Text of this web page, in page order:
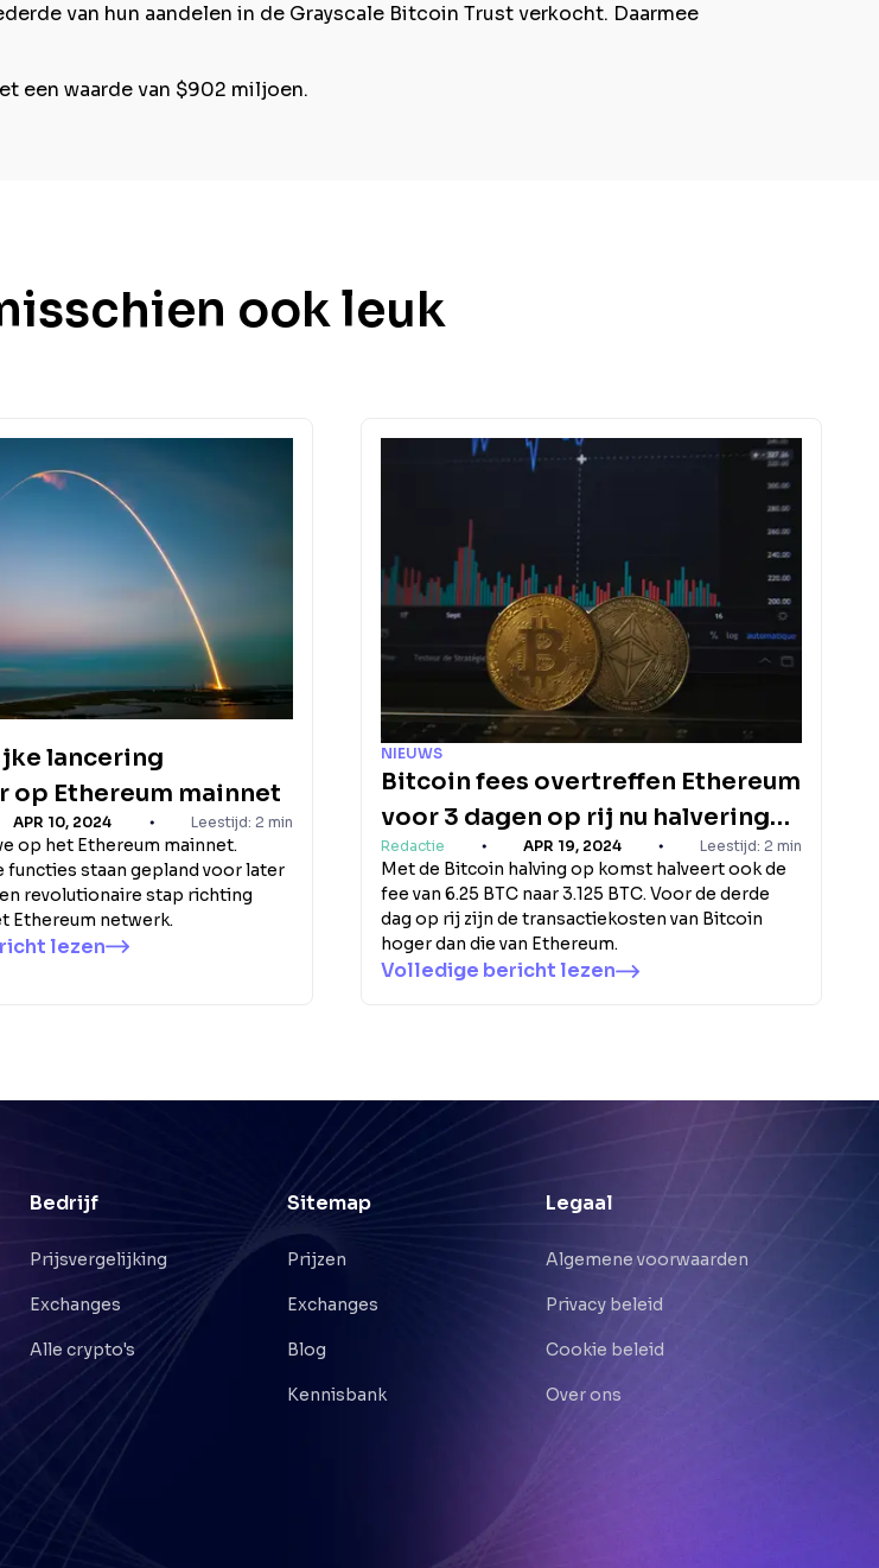
van hun aandelen in de Grayscale Bitcoin Trust verkocht. Daarmee
een waarde van $902 miljoen.
ook leuk
lancering
op Ethereum mainnet
APR 10, 2024 Leestijd: 2 min
op het Ethereum mainnet.
functies staan gepland voor later
revolutionaire stap richting
Ethereum netwerk.
lezen
NIEUWS
Bitcoin fees overtreffen Ethereum
voor 3 dagen op rij nu halvering
nadert
Redactie APR 19, 2024 Leestijd: 2 min
Met de Bitcoin halving op komst halveert ook de
fee van 6.25 BTC naar 3.125 BTC. Voor de derde
dag op rij zijn de transactiekosten van Bitcoin
hoger dan die van Ethereum.
Volledige bericht lezen
Bedrijf
Prijsvergelijking
Exchanges
Alle crypto's
Sitemap
Prijzen
Exchanges
Blog
Kennisbank
Legaal
Algemene voorwaarden
Privacy beleid
Cookie beleid
Over ons